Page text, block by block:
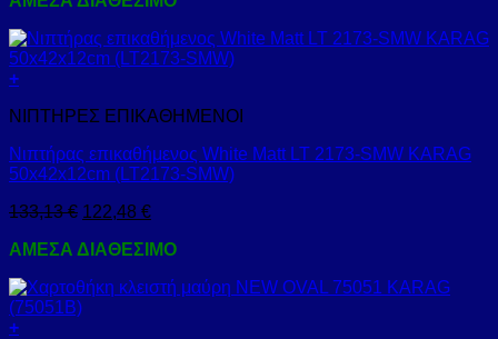
+
ΝΙΠΤΗΡΕΣ ΕΠΙΚΑΘΗΜΕΝΟΙ
Νιπτήρας επικαθήμενος White Matt LT 2173-SMW KARAG
50x42x12cm (LT2173-SMW)
133,13€ 122,48 €
ΑΜΕΣΑ ΔΙΑΘΕΣΙΜΟ
+